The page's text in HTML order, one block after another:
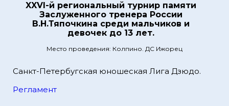
XXVI-й региональный турнир памяти
Заслуженного тренера России
В.Н.Тяпочкина среди мальчиков и
девочек до 13 лет.
Место проведения: Колпино. ДС Ижорец
Санкт-Петербугская юношеская Лига Дзюдо.
Регламент